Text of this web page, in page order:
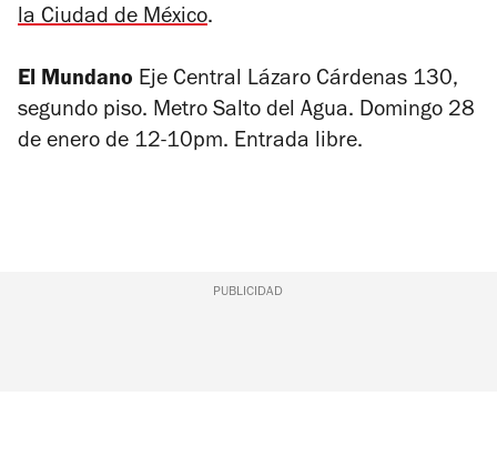
la Ciudad de México.
El Mundano Eje Central Lázaro Cárdenas 130,
segundo piso. Metro Salto del Agua. Domingo 28
de enero de 12-10pm. Entrada libre.
PUBLICIDAD